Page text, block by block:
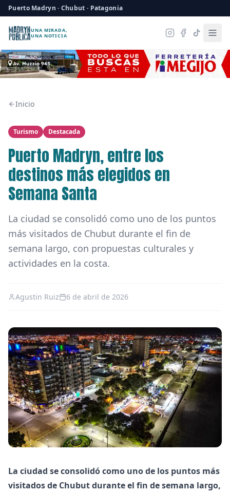
Puerto Madryn · Chubut · Patagonia
UNA MIRADA,
UNA NOTICIA
Inicio
Turismo Destacada
Puerto Madryn, entre los
destinos más elegidos en
Semana Santa
La ciudad se consolidó como uno de los puntos
más visitados de Chubut durante el fin de
semana largo, con propuestas culturales y
actividades en la costa.
Agustin Ruiz 6 de abril de 2026
La ciudad se consolidó como uno de los puntos más
visitados de Chubut durante el fin de semana largo,